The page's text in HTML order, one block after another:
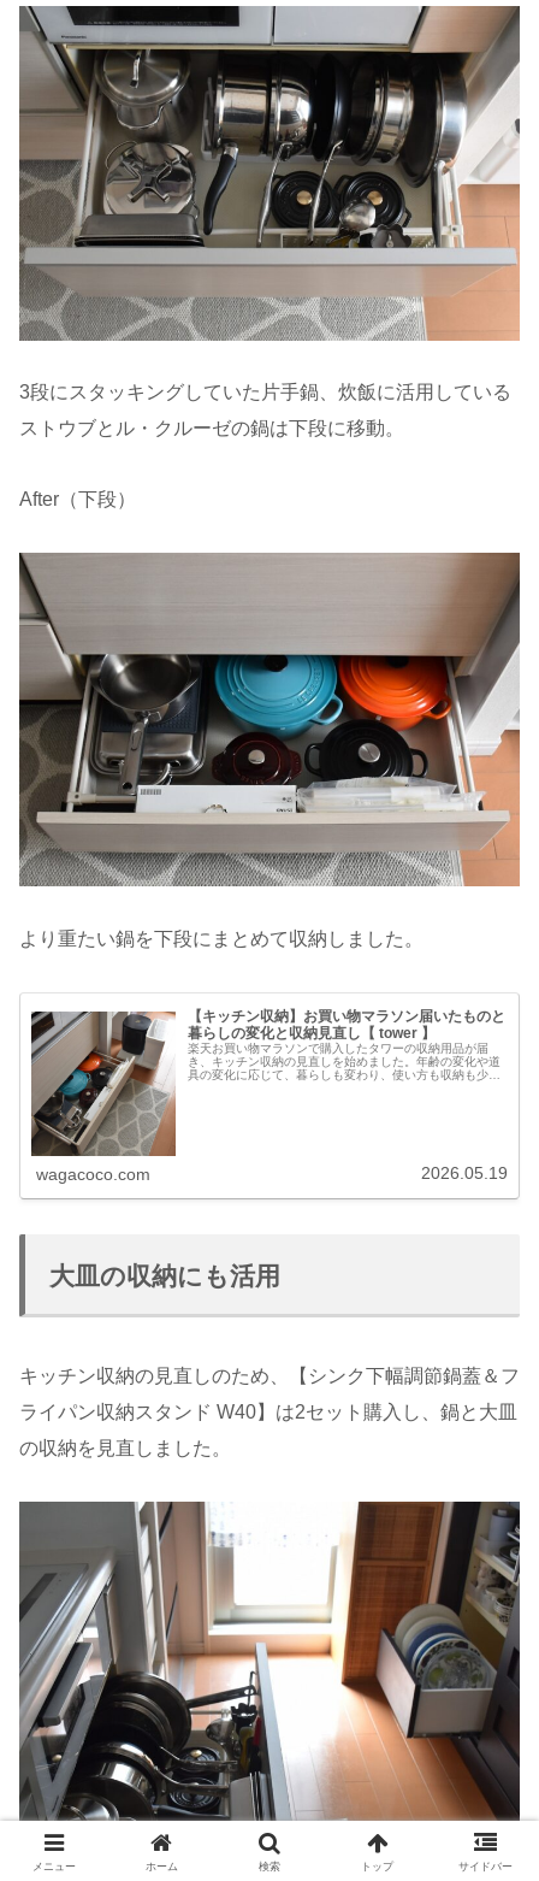
3段にスタッキングしていた片手鍋、炊飯に活用している
ストウブとル・クルーゼの鍋は下段に移動。
After（下段）
より重たい鍋を下段にまとめて収納しました。
【キッチン収納】お買い物マラソン届いたものと
暮らしの変化と収納見直し【 tower 】
楽天お買い物マラソンで購入したタワーの収納用品が届
き、キッチン収納の見直しを始めました。年齢の変化や道
具の変化に応じて、暮らしも変わり、使い方も収納も少し
wagacoco.com 2026.05.19
大皿の収納にも活用
キッチン収納の見直しのため、【シンク下幅調節鍋蓋＆フ
ライパン収納スタンド W40】は2セット購入し、鍋と大皿
の収納を見直しました。
メニュー ホーム 検索 トップ サイドバー